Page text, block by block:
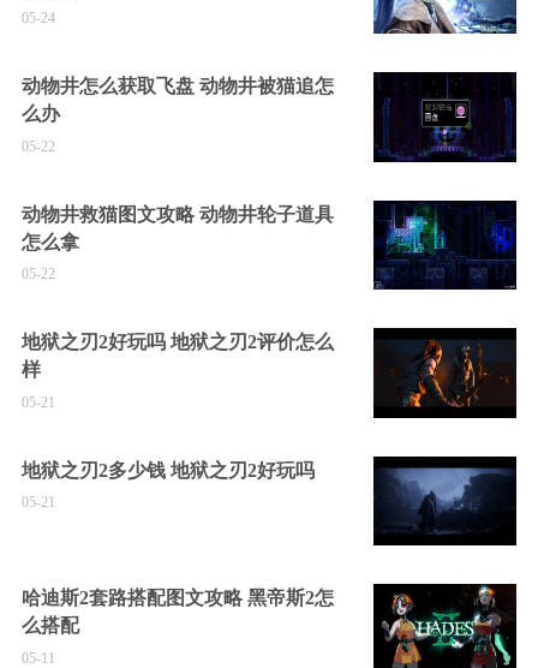
05-24
动物井怎么获取飞盘 动物井被猫追怎
么办
05-22
动物井救猫图文攻略 动物井轮子道具
怎么拿
05-22
地狱之刃2好玩吗 地狱之刃2评价怎么
样
05-21
地狱之刃2多少钱 地狱之刃2好玩吗
05-21
哈迪斯2套路搭配图文攻略 黑帝斯2怎
么搭配
05-11